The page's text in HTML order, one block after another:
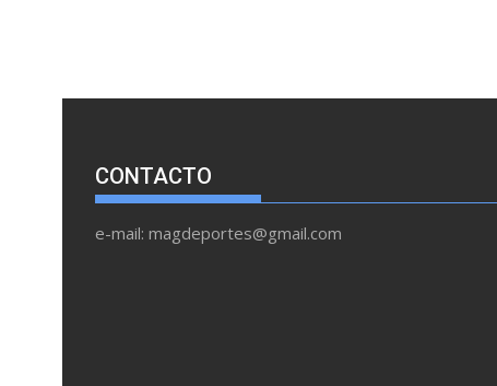
CONTACTO
e-mail: magdeportes@gmail.com